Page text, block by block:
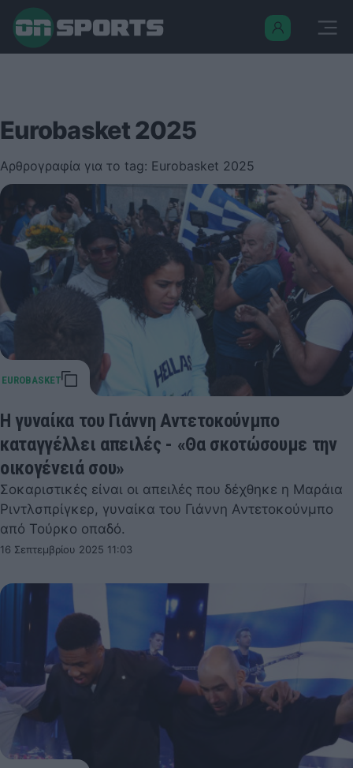
Eurobasket 2025
Αρθρογραφία για το tag: Eurobasket 2025
Η γυναίκα του Γιάννη Αντετοκούνμπο
καταγγέλλει απειλές - «Θα σκοτώσουμε την
οικογένειά σου»
Σοκαριστικές είναι οι απειλές που δέχθηκε η Μαράια
Ριντλσπρίγκερ, γυναίκα του Γιάννη Αντετοκούνμπο
από Τούρκο οπαδό.
16 Σεπτεμβρίου 2025 11:03